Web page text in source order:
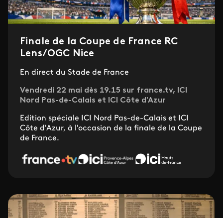
Finale de la Coupe de France RC
Lens/OGC Nice
En direct du Stade de France
Vendredi 22 mai dès 19.15 sur france.tv, ICI
Nord Pas-de-Calais et ICI Côte d'Azur
Edition spéciale ICI Nord Pas-de-Calais et ICI
Côte d'Azur, à l'occasion de la finale de la Coupe
de France.